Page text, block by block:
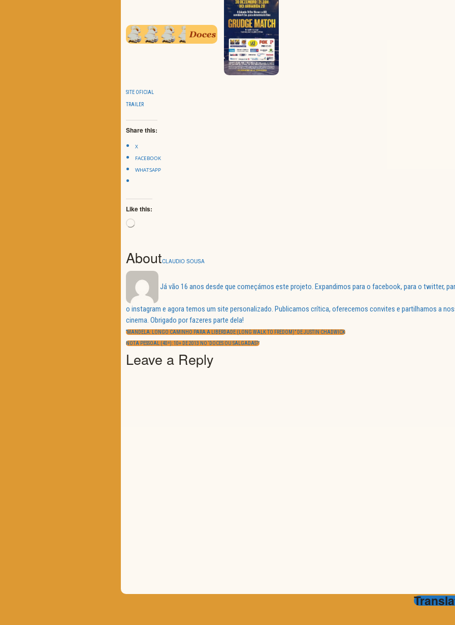
SITE OFICIAL
TRAILER
Share this:
X
FACEBOOK
WHATSAPP
Like this:
Loading…
AboutCLAUDIO SOUSA
Já vão 16 anos desde que começámos este projeto. Expandimos para o facebook, para o twitter,
o instagram e agora temos um site personalizado. Publicamos crítica, oferecemos convites e partilhamos a
cinema. Obrigado por fazeres parte dela!
Navegação
de
artigos
PREVIOUS
POST:
“MANDELA: LONGO CAMINHO PARA A LIBERDADE (LONG WALK TO FREDOM)” DE JUSTIN CHADWICK
NEXT
POST:
NOTA PESSOAL (40ª): 10+ DE 2013 NO ‘DOCES OU SALGADAS?’
Leave a Reply